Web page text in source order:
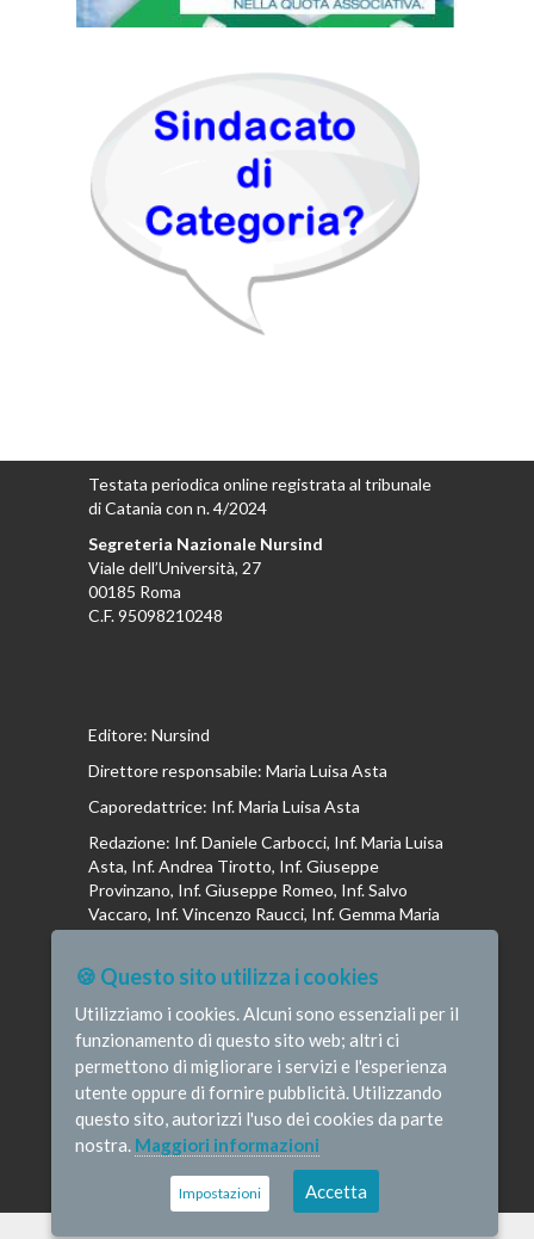
Testata periodica online registrata al tribunale
di Catania con n. 4/2024
Segreteria Nazionale Nursind
Viale dell’Università, 27
00185 Roma
C.F. 95098210248
Editore: Nursind
Direttore responsabile: Maria Luisa Asta
Caporedattrice: Inf. Maria Luisa Asta
Redazione: Inf. Daniele Carbocci, Inf. Maria Luisa
Asta, Inf. Andrea Tirotto, Inf. Giuseppe
Provinzano, Inf. Giuseppe Romeo, Inf. Salvo
Vaccaro, Inf. Vincenzo Raucci, Inf. Gemma Maria
Altavilla, Inf. Stefano Barone , Inf. Donato Cosi,
Inf. Romina Iannuzzi, Inf. Fausta Pileri
© Infermieristicamente - e-mail:
redazione@infermieristicamente.it
Disclaimer
🍪 Questo sito utilizza i cookies
Utilizziamo i cookies. Alcuni sono essenziali per il
funzionamento di questo sito web; altri ci
permettono di migliorare i servizi e l'esperienza
utente oppure di fornire pubblicità. Utilizzando
questo sito, autorizzi l'uso dei cookies da parte
nostra. Maggiori informazioni
Impostazioni Accetta